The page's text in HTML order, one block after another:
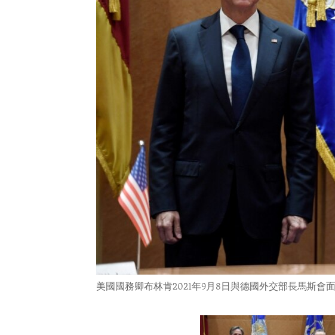
IDEALS AND INSTITUTIONS
美國國務卿布林肯2021年9月8日與德國外交部長馬斯會面